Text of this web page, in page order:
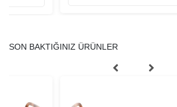
SON BAKTIĞINIZ ÜRÜNLER